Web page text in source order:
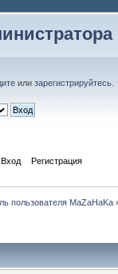
или зарегистрируйтесь
Вход Регистрация
пользователя MaZaHaKa